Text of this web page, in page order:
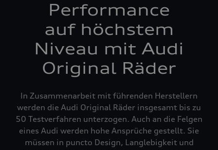
Performance
auf höchstem
Niveau mit Audi
Original Räder
In Zusammenarbeit mit führenden Herstellern
werden die Audi Original Räder insgesamt bis zu
50 Testverfahren unterzogen. Auch an die Felgen
eines Audi werden hohe Ansprüche gestellt. Sie
müssen in puncto Design, Langlebigkeit und